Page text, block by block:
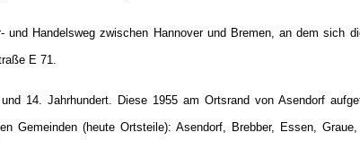
Handelsweg zwischen Hannover und Bremen, an dem sich
E 71.
14. Jahrhundert. Diese 1955 am Ortsrand von Asendorf
(heute Ortsteile): Asendorf, Brebber, Essen, Graue,